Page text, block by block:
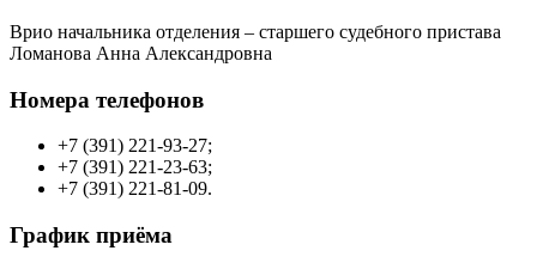
Врио начальника отделения – старшего судебного пристава
Ломанова Анна Александровна
Номера телефонов
+7 (391) 221-93-27;
+7 (391) 221-23-63;
+7 (391) 221-81-09.
График приёма